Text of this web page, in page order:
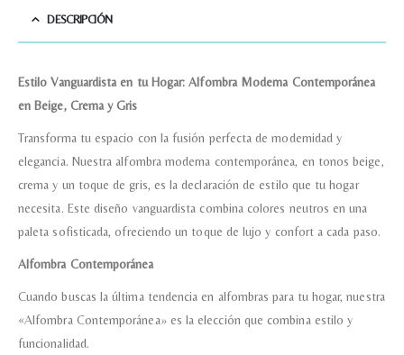
DESCRIPCIÓN
Estilo Vanguardista en tu Hogar: Alfombra Moderna Contemporánea
en Beige, Crema y Gris
Transforma tu espacio con la fusión perfecta de modernidad y
elegancia. Nuestra alfombra moderna contemporánea, en tonos beige,
crema y un toque de gris, es la declaración de estilo que tu hogar
necesita. Este diseño vanguardista combina colores neutros en una
paleta sofisticada, ofreciendo un toque de lujo y confort a cada paso.
Alfombra Contemporánea
Cuando buscas la última tendencia en alfombras para tu hogar, nuestra
«Alfombra Contemporánea» es la elección que combina estilo y
funcionalidad.